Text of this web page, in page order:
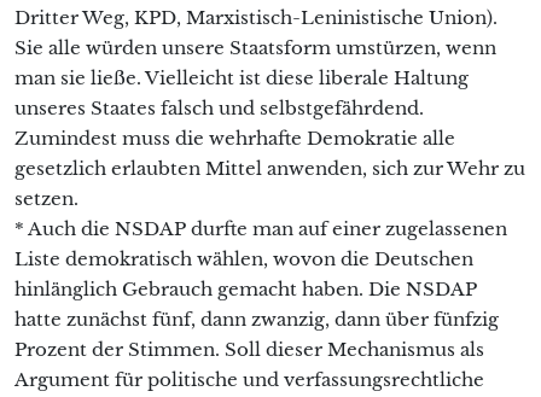
Dritter Weg, KPD, Marxistisch-Leninistische Union).
Sie alle würden unsere Staatsform umstürzen, wenn
man sie ließe. Vielleicht ist diese liberale Haltung
unseres Staates falsch und selbstgefährdend.
Zumindest muss die wehrhafte Demokratie alle
gesetzlich erlaubten Mittel anwenden, sich zur Wehr zu
setzen.
* Auch die NSDAP durfte man auf einer zugelassenen
Liste demokratisch wählen, wovon die Deutschen
hinlänglich Gebrauch gemacht haben. Die NSDAP
hatte zunächst fünf, dann zwanzig, dann über fünfzig
Prozent der Stimmen. Soll dieser Mechanismus als
Argument für politische und verfassungsrechtliche